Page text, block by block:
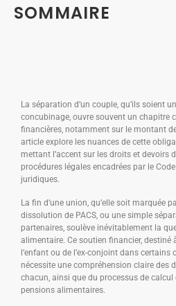
SOMMAIRE
La séparation d’un couple, qu’ils soient
concubinage, ouvre souvent un chapitre
financières, notamment sur le montant
article explore les nuances de cette
mettant l’accent sur les droits et devoirs
procédures légales encadrées par le
juridiques.
La fin d’une union, qu’elle soit marquée
dissolution de PACS, ou une simple
partenaires, soulève inévitablement la
alimentaire. Ce soutien financier, destiné
l’enfant ou de l’ex-conjoint dans
nécessite une compréhension claire des
chacun, ainsi que du processus de calcul
pensions alimentaires.